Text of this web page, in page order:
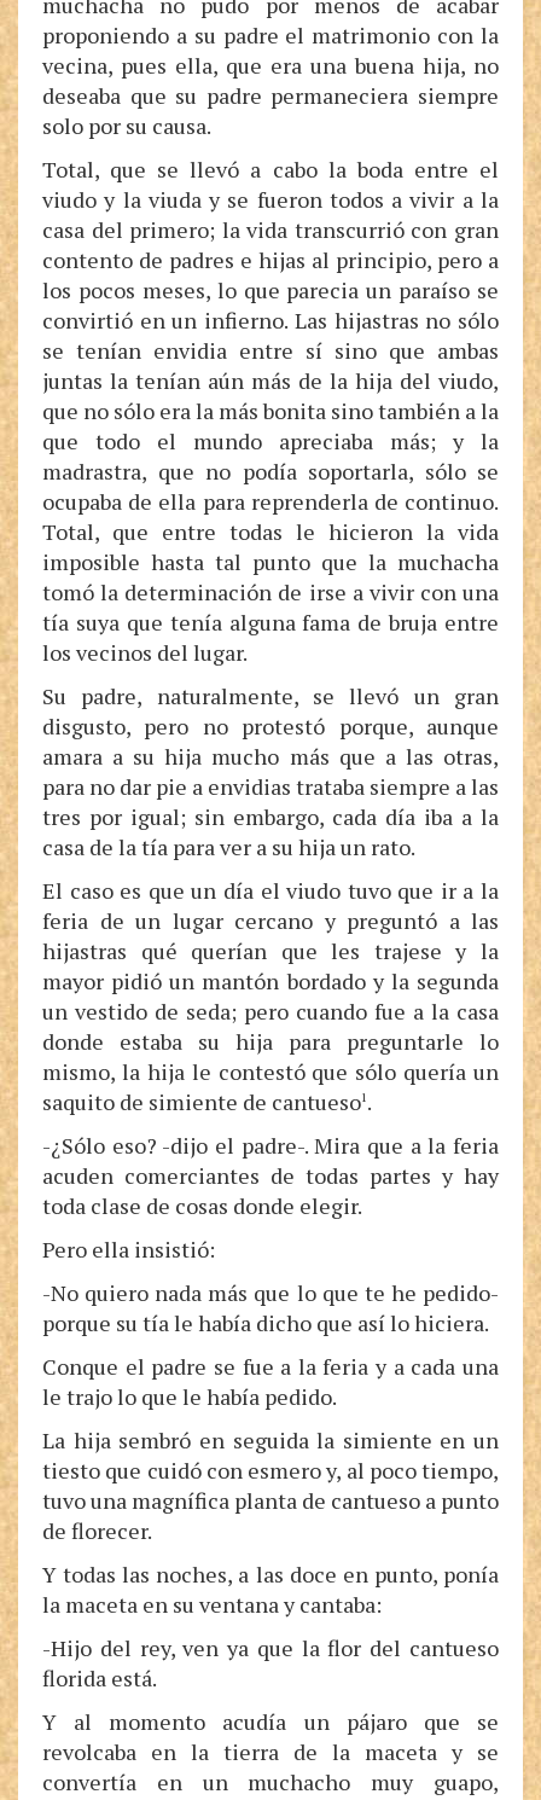
proponiendo a su padre el matrimonio con la
vecina, pues ella, que era una buena hija, no
deseaba que su padre permaneciera siempre
solo por su causa.
Total, que se llevó a cabo la boda entre el
viudo y la viuda y se fueron todos a vivir a la
casa del primero; la vida transcurrió con gran
contento de padres e hijas al principio, pero a
los pocos meses, lo que parecia un paraíso se
convirtió en un infierno. Las hijastras no sólo
se tenían envidia entre sí sino que ambas
juntas la tenían aún más de la hija del viudo,
que no sólo era la más bonita sino también a la
que todo el mundo apreciaba más; y la
madrastra, que no podía soportarla, sólo se
ocupaba de ella para reprenderla de continuo.
Total, que entre todas le hicieron la vida
imposible hasta tal punto que la muchacha
tomó la determinación de irse a vivir con una
tía suya que tenía alguna fama de bruja entre
los vecinos del lugar.
Su padre, naturalmente, se llevó un gran
disgusto, pero no protestó porque, aunque
amara a su hija mucho más que a las otras,
para no dar pie a envidias trataba siempre a las
tres por igual; sin embargo, cada día iba a la
casa de la tía para ver a su hija un rato.
El caso es que un día el viudo tuvo que ir a la
feria de un lugar cercano y preguntó a las
hijastras qué querían que les trajese y la
mayor pidió un mantón bordado y la segunda
un vestido de seda; pero cuando fue a la casa
donde estaba su hija para preguntarle lo
mismo, la hija le contestó que sólo quería un
saquito de simiente de cantueso1.
-¿Sólo eso? -dijo el padre-. Mira que a la feria
acuden comerciantes de todas partes y hay
toda clase de cosas donde elegir.
Pero ella insistió:
-No quiero nada más que lo que te he pedido-
porque su tía le había dicho que así lo hiciera.
Conque el padre se fue a la feria y a cada una
le trajo lo que le había pedido.
La hija sembró en seguida la simiente en un
tiesto que cuidó con esmero y, al poco tiempo,
tuvo una magnífica planta de cantueso a punto
de florecer.
Y todas las noches, a las doce en punto, ponía
la maceta en su ventana y cantaba:
-Hijo del rey, ven ya que la flor del cantueso
florida está.
Y al momento acudía un pájaro que se
revolcaba en la tierra de la maceta y se
convertía en un muchacho muy guapo,